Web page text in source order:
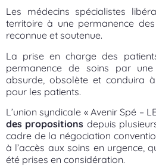
Les médecins spécialistes
territoire à une permanence
reconnue et soutenue.
La prise en charge des
permanence de soins par
absurde, obsolète et conduira
pour les patients.
L’union syndicale « Avenir Spé –
des propositions depuis
cadre de la négociation
à l’accès aux soins en urgence,
été prises en considération.